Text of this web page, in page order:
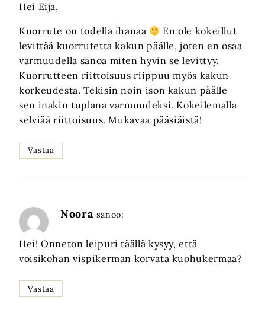
Hei Eija,
Kuorrute on todella ihanaa
En ole kokeillut
levittää kuorrutetta kakun päälle, joten en osaa
varmuudella sanoa miten hyvin se levittyy.
Kuorrutteen riittoisuus riippuu myös kakun
korkeudesta. Tekisin noin ison kakun päälle
sen inakin tuplana varmuudeksi. Kokeilemalla
selviää riittoisuus. Mukavaa pääsiäistä!
Vastaa
Noora sanoo:
Hei! Onneton leipuri täällä kysyy, että
voisikohan vispikerman korvata kuohukermaa?
Vastaa